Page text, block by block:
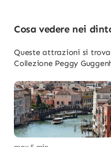
Cosa vedere nei
Queste attrazioni si
Collezione Peggy